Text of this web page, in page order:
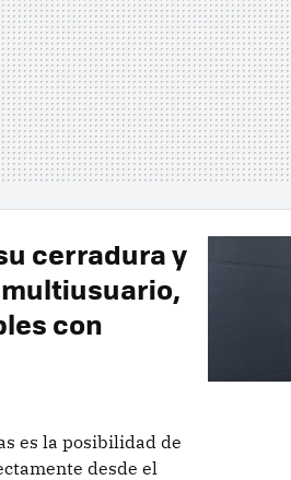
cerradura y
con
es la posibilidad de
desde el